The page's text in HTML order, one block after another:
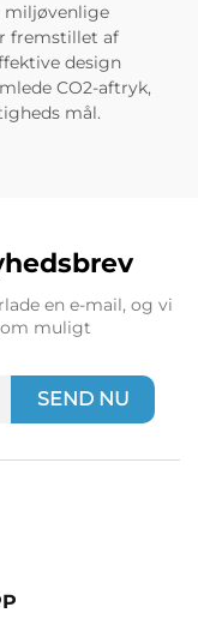
miljøvenlige
fremstillet af
design
CO2-aftryk,
mål.
en e-mail, og vi
muligt
SEND NU